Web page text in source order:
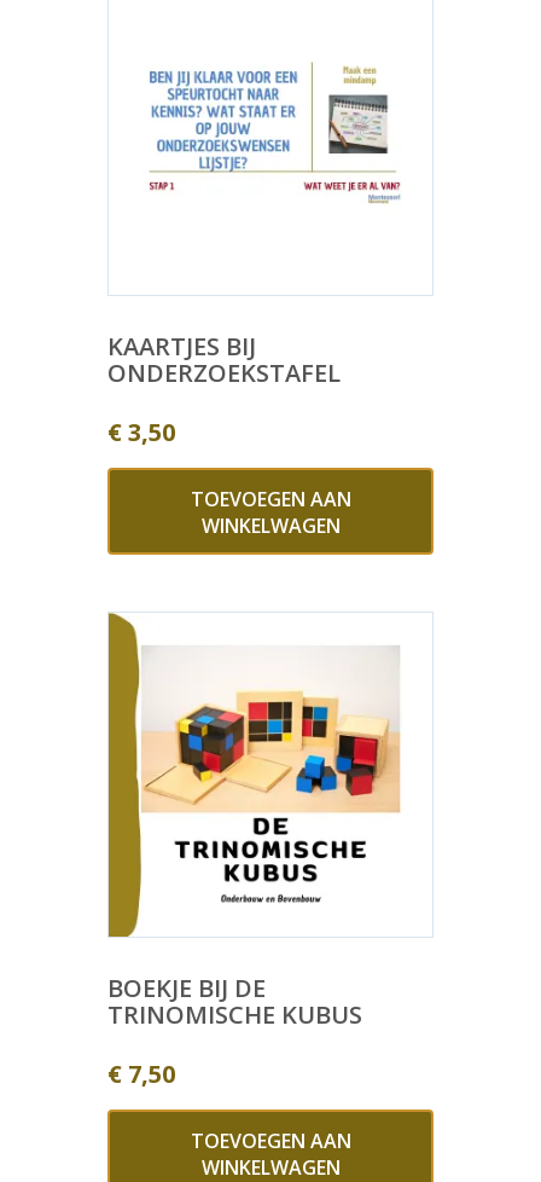
KAARTJES BIJ
ONDERZOEKSTAFEL
€3,50
TOEVOEGEN AAN
WINKELWAGEN
BOEKJE BIJ DE
TRINOMISCHE KUBUS
€ 7,50
TOEVOEGEN AAN
WINKELWAGEN